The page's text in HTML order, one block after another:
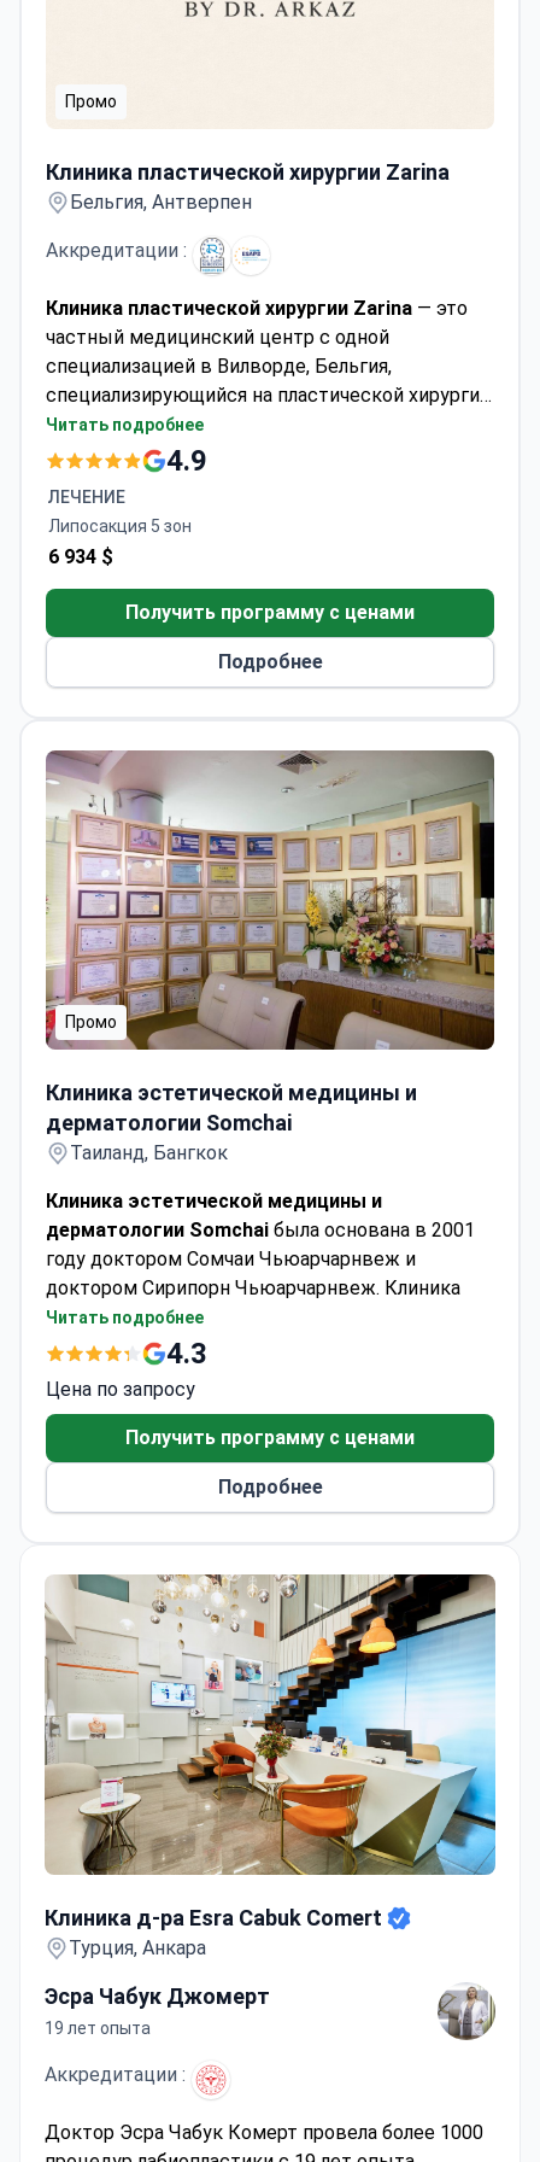
Промо
Клиника пластической хирургии Zarina
Бельгия, Антверпен
Аккредитации :
Клиника пластической хирургии Zarina — это
частный медицинский центр с одной
специализацией в Вилворде, Бельгия,
специализирующийся на пластической хирургии,
эстетической медицине и косметологии.
Клиника принимает как взрослых, так и детей и
Чаще всего клинику посещают пациенты из
Европы, стран Содружества, Балкан и
государств Лиги арабских стран.
Читать подробнее
4.9
ЛЕЧЕНИЕ
Липосакция 5 зон
6 934 $
Получить программу с ценами
Подробнее
Промо
Клиника эстетической медицины и
дерматологии Somchai
Таиланд, Бангкок
Клиника эстетической медицины и
дерматологии Somchai была основана в 2001
году доктором Сомчаи Чьюарчарнвеж и
доктором Сирипорн Чьюарчарнвеж. Клиника
специализируется на дерматологии,
эстетической медицине, косметической
Центр привержен безопасной,
стандартизированной медицинской помощи,
предоставляемой с искренностью и заботой, и
относится к каждому пациенту как к члену
семьи. С опытными медицинскими
продуктами и разумными ценами в рамках
концепции «Доступная клиника красоты с
доверенными медицинскими стандартами»
клиника заслужила долгосрочное доверие и
признание как на национальном, так и на
международном уровнях.
Читать подробнее
4.3
Цена по запросу
Получить программу с ценами
Подробнее
Клиника д-ра Esra Cabuk Comert
Турция, Анкара
Эсра Чабук Джомерт
19 лет опыта
Аккредитации :
Доктор Эсра Чабук Комерт провела более 1000